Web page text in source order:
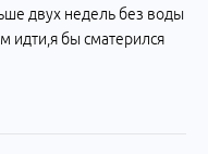
двух недель без воды
идти,я бы сматерился